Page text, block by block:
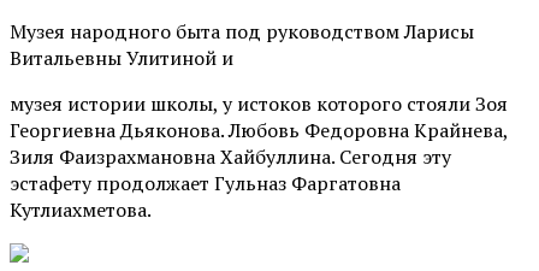
Музея народного быта под руководством Ларисы
Витальевны Улитиной и
музея истории школы, у истоков которого стояли Зоя
Георгиевна Дьяконова. Любовь Федоровна Крайнева,
Зиля Фаизрахмановна Хайбуллина. Сегодня эту
эстафету продолжает Гульназ Фаргатовна
Кутлиахметова.